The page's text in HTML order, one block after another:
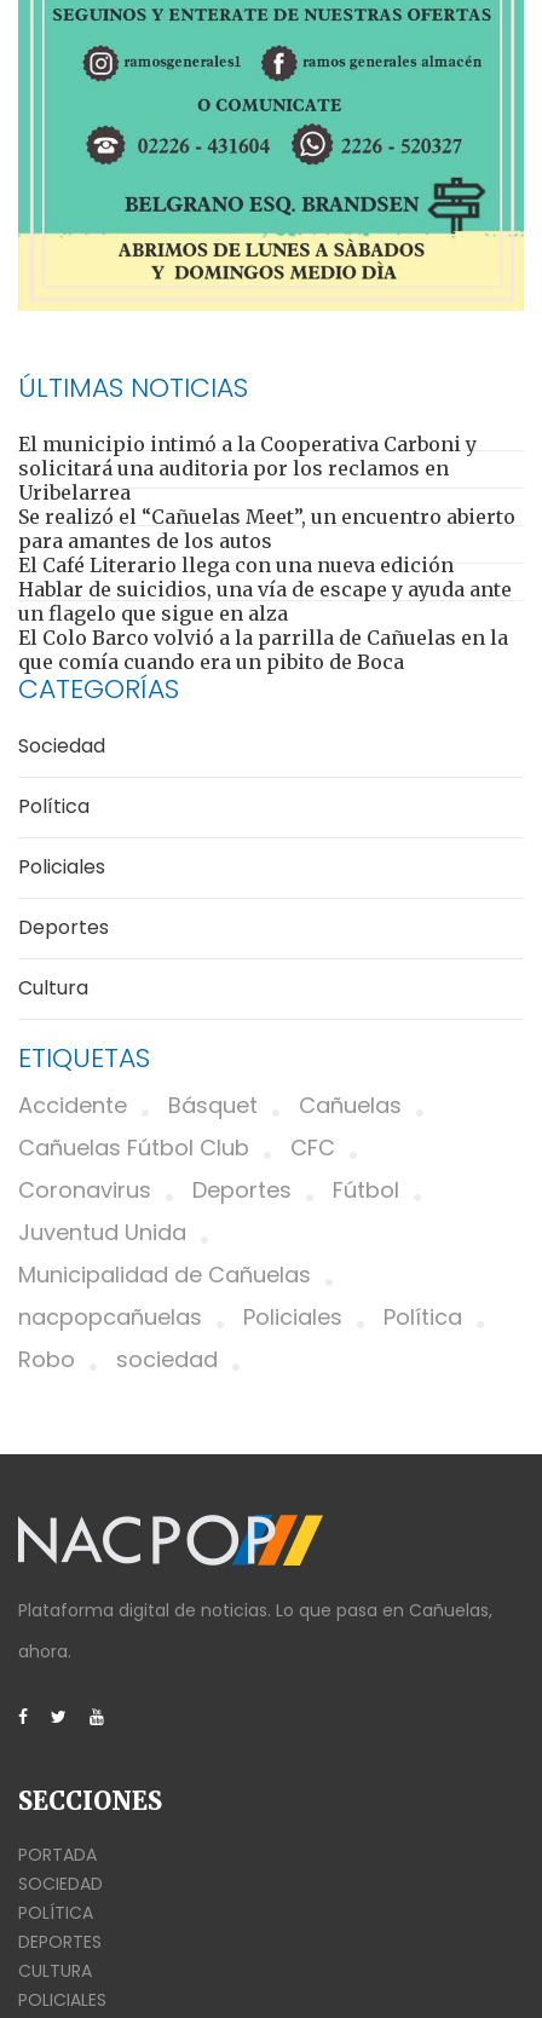
ÚLTIMAS NOTICIAS
El municipio intimó a la Cooperativa Carboni y
solicitará una auditoria por los reclamos en
Uribelarrea
Se realizó el “Cañuelas Meet”, un encuentro abierto
para amantes de los autos
El Café Literario llega con una nueva edición
Hablar de suicidios, una vía de escape y ayuda ante
un flagelo que sigue en alza
El Colo Barco volvió a la parrilla de Cañuelas en la
que comía cuando era un pibito de Boca
CATEGORÍAS
Sociedad
Política
Policiales
Deportes
Cultura
ETIQUETAS
Accidente Básquet
Cañuelas
Cañuelas Fútbol Club
CFC
Coronavirus
Deportes
Fútbol
Juventud Unida
Municipalidad de Cañuelas
nacpopcañuelas
Policiales
Política
Robo
sociedad
Plataforma digital de noticias. Lo que pasa en Cañuelas,
ahora.
SECCIONES
PORTADA
SOCIEDAD
POLÍTICA
DEPORTES
CULTURA
POLICIALES